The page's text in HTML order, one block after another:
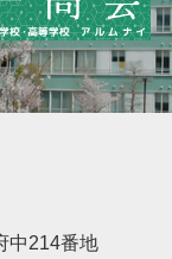
中214番地